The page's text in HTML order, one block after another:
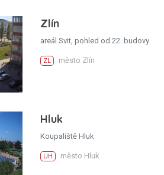
Zlín
areál Svit, pohled od 22. budovy
ZL město Zlín
Hluk
Koupaliště Hluk
UH město Hluk